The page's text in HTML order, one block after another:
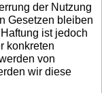
der Nutzung
Gesetzen bleiben
ist jedoch
konkreten
von
wir diese